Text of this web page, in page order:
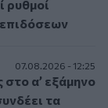
ρυθμοί
07.08.2026 - 12:25
στο α’ εξάμηνο
τα